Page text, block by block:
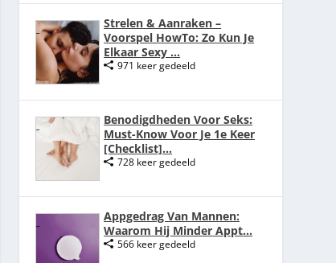
Strelen & Aanraken –
Voorspel HowTo: Zo Kun Je
Elkaar Sexy ...
971 keer gedeeld
Benodigdheden Voor Seks:
Must-Know Voor Je 1e Keer
[Checklist]...
728 keer gedeeld
Appgedrag Van Mannen:
Waarom Hij Minder Appt...
566 keer gedeeld